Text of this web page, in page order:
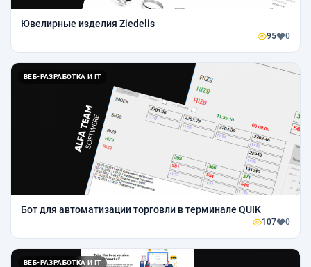
Ювелирные изделия Ziedelis
95 0
ВЕБ-РАЗРАБОТКА И IT
Бот для автоматизации торговли в терминале QUIK
107 0
ВЕБ-РАЗРАБОТКА И IT